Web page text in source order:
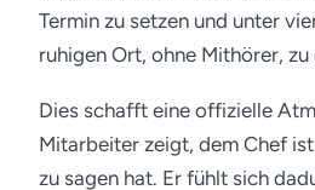
Termin zu setzen und unter
ruhigen Ort, ohne Mithörer, zu
Dies schafft eine offizielle
Mitarbeiter zeigt, dem Chef
zu sagen hat. Er fühlt sich